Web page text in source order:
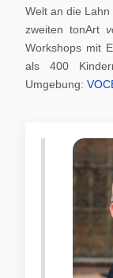
Welt an die Lahn
zweiten tonArt
Workshops mit
als 400
Umgebung: